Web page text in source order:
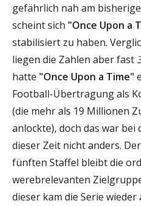
gefährlich nah am
scheint sich "Once Upon a
stabilisiert zu haben.
liegen die Zahlen aber fast
hatte "Once Upon a Time"
Football-Übertragung als
(die mehr als 19 Millionen
anlockte), doch das war bei
dieser Zeit nicht anders.
fünften Staffel bleibt die
werebrelevanten
dieser kam die Serie